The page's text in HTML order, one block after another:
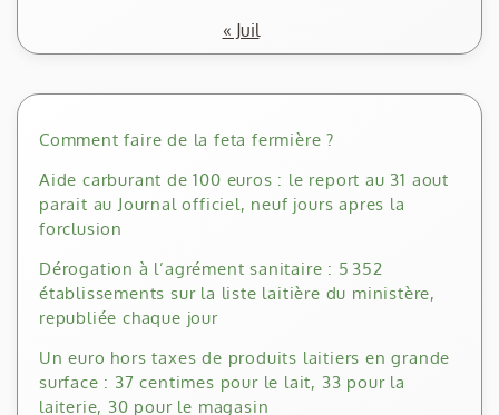
« Juil
Comment faire de la feta fermière ?
Aide carburant de 100 euros : le report au 31 aout
parait au Journal officiel, neuf jours apres la
forclusion
Dérogation à l’agrément sanitaire : 5 352
établissements sur la liste laitière du ministère,
republiée chaque jour
Un euro hors taxes de produits laitiers en grande
surface : 37 centimes pour le lait, 33 pour la
laiterie, 30 pour le magasin